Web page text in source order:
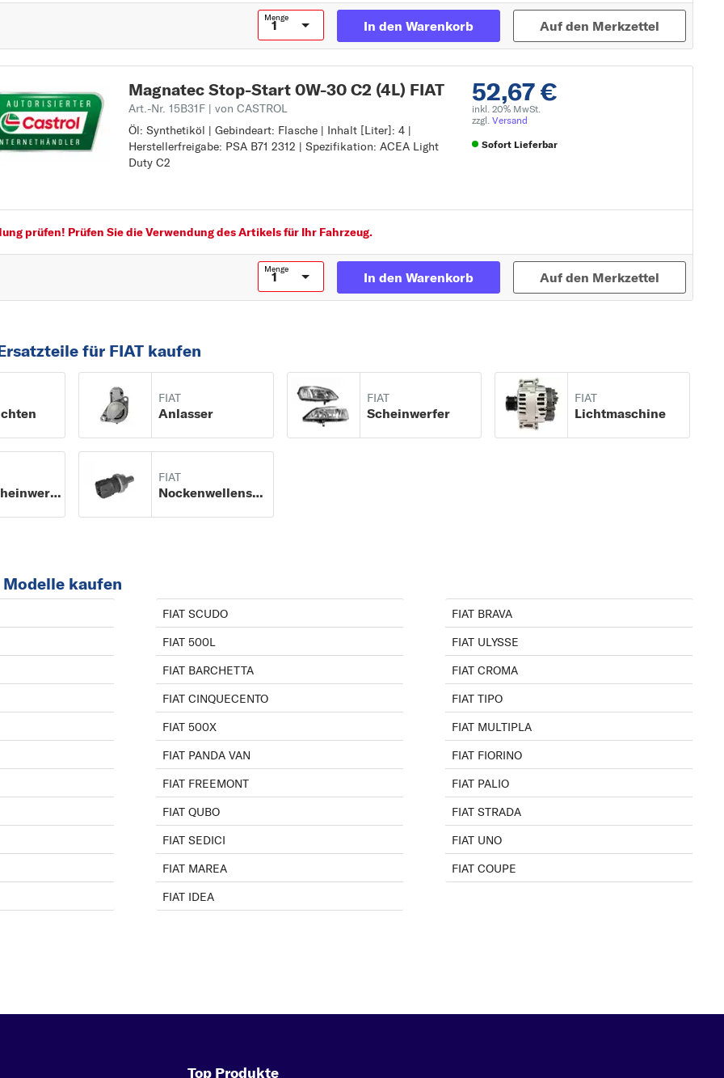
Spezifikation: API Gasoline SN
Menge
In den Warenkorb Auf den Merkzettel
52,67 €
inkl. 20% MwSt.
zzgl. Versand
Sofort Lieferbar
Magnatec Stop-Start 0W-30 C2 (4L) FIAT
Art.-Nr. 15B31F | von CASTROL
Öl: Synthetiköl | Gebindeart: Flasche | Inhalt [Liter]: 4 |
Herstellerfreigabe: PSA B71 2312 | Spezifikation: ACEA Light
Duty C2
Öl: Synthetiköl
Gebindeart: Flasche
Inhalt [Liter]: 4
prüfen! Prüfen Sie die Verwendung des Artikels für Ihr Fahrzeug.
Menge
In den Warenkorb Auf den Merkzettel
für FIAT kaufen
FIAT
Anlasser
FIAT
Scheinwerfer
FIAT
Lichtmaschine
Nebelscheinwerfer
FIAT
Nockenwellensensor
kaufen
FIAT SCUDO
FIAT 500L
FIAT BARCHETTA
FIAT CINQUECENTO
FIAT 500X
FIAT PANDA VAN
FIAT FREEMONT
FIAT QUBO
FIAT SEDICI
FIAT MAREA
FIAT IDEA
FIAT BRAVA
FIAT ULYSSE
FIAT CROMA
FIAT TIPO
FIAT MULTIPLA
FIAT FIORINO
FIAT PALIO
FIAT STRADA
FIAT UNO
FIAT COUPE
Top Produkte